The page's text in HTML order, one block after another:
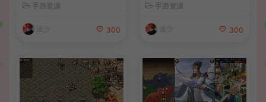
建教程+全套源码+视频教程
手游资源
波少 300
手工服务端+CDK授权后台
+安卓+详细搭建教程
手游资源
波少 300